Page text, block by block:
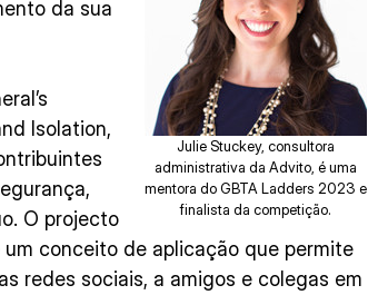
Julie Stuckey, consultora
administrativa da Advito, é uma
mentora do GBTA Ladders 2023 e
finalista da competição.
da sua
Isolation,
O projecto
um conceito de aplicação que permite
redes sociais, a amigos e colegas em